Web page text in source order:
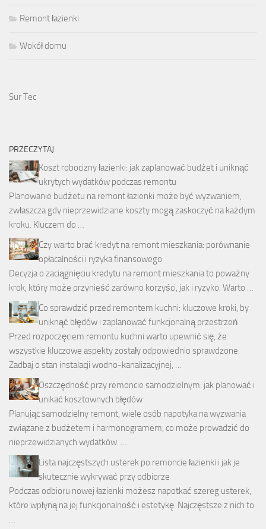
Remont łazienki
Wokół domu
Sur Tec
PRZECZYTAJ
Koszt robocizny łazienki: jak zaplanować budżet i uniknąć
ukrytych wydatków podczas remontu
Planowanie budżetu na remont łazienki może być wyzwaniem,
zwłaszcza gdy nieprzewidziane koszty mogą zaskoczyć na każdym
kroku. Kluczem do …
Czy warto brać kredyt na remont mieszkania: porównanie
opłacalności i ryzyka finansowego
Decyzja o zaciągnięciu kredytu na remont mieszkania to poważny
krok, który może przynieść zarówno korzyści, jak i ryzyko. Warto …
Co sprawdzić przed remontem kuchni: kluczowe kroki, by
uniknąć błędów i zaplanować funkcjonalną przestrzeń
Przed rozpoczęciem remontu kuchni warto upewnić się, że
wszystkie kluczowe aspekty zostały odpowiednio sprawdzone.
Zadbaj o stan instalacji wodno-kanalizacyjnej, …
Oszczędność przy remoncie samodzielnym: jak planować i
unikać kosztownych błędów
Planując samodzielny remont, wiele osób napotyka na wyzwania
związane z budżetem i harmonogramem, co może prowadzić do
nieprzewidzianych wydatków. …
Lista najczęstszych usterek po remoncie łazienki i jak je
skutecznie wykrywać przy odbiorze
Podczas odbioru nowej łazienki możesz napotkać szereg usterek,
które wpłyną na jej funkcjonalność i estetykę. Najczęstsze z nich to
…